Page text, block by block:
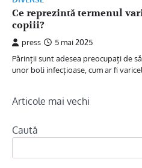
Ce reprezintă termenul
copiii?
press
5 mai 2025
Părinții sunt adesea preocupați de
unor boli infecțioase, cum ar fi
Navigare
articole
Articole mai vechi
Caută